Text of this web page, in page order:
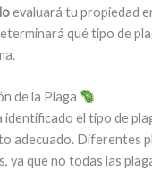
evaluará tu propiedad
qué tipo de
de la Plaga
identificado el tipo de
adecuado. Diferentes
ya que no todas las